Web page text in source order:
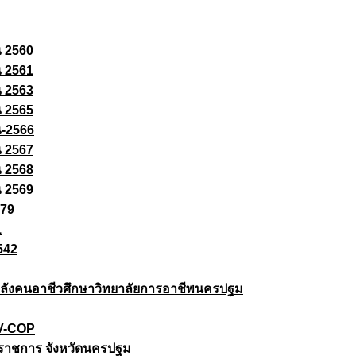
2560
2561
2563
2565
2566
2567
2568
2569
งคนอาชีวศึกษาวิทยาลัยการอาชีพนครปฐม
COP
าชการ จังหวัดนครปฐม